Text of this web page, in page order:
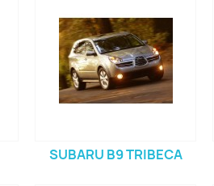
SUBARU B9 TRIBECA